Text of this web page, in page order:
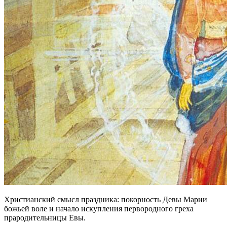
Христианский смысл праздника: покорность Девы Марии
божьей воле и начало искупления первородного греха
прародительницы Евы.